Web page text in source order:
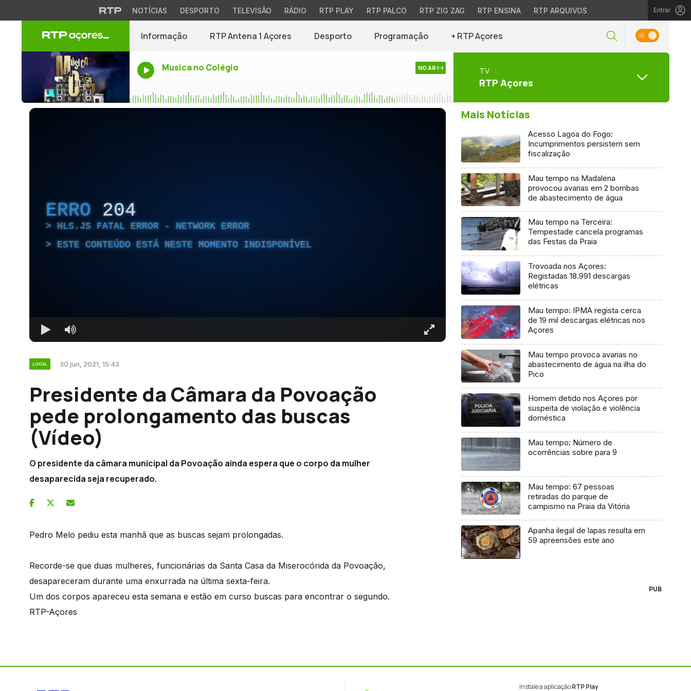
NOTÍCIAS DESPORTO TELEVISÃO RÁDIO RTP PLAY RTP PALCO RTP ZIG ZAG RTP ENSINA RTP ARQUIVOS Entrar
Informação RTP Antena 1 Açores Desporto Programação + RTP Açores
Musica no Colégio NO AR TV
RTP Açores
ERRO 204
HLS.JS FATAL ERROR - NETWORK ERROR
ESTE CONTEÚDO ESTÁ NESTE MOMENTO INDISPONÍVEL
LOCAL 30 jun, 2021, 15:43
Presidente da Câmara da Povoação
pede prolongamento das buscas
(Vídeo)
O presidente da câmara municipal da Povoação ainda espera que o corpo da mulher
desaparecida seja recuperado.
Pedro Melo pediu esta manhã que as buscas sejam prolongadas.
Recorde-se que duas mulheres, funcionárias da Santa Casa da Miserocórida da Povoação,
desapareceram durante uma enxurrada na última sexta-feira.
Um dos corpos apareceu esta semana e estão em curso buscas para encontrar o segundo.
RTP-Açores
Mais Notícias
Acesso Lagoa do Fogo:
Incumprimentos persistem sem
fiscalização
Mau tempo na Madalena
provocou avarias em 2 bombas
de abastecimento de água
Mau tempo na Terceira:
Tempestade cancela programas
das Festas da Praia
Trovoada nos Açores:
Registadas 18.991 descargas
elétricas
Mau tempo: IPMA regista cerca
de 19 mil descargas elétricas nos
Açores
Mau tempo provoca avarias no
abastecimento de água na ilha do
Pico
Homem detido nos Açores por
suspeita de violação e violência
doméstica
Mau tempo: Número de
ocorrências sobre para 9
Mau tempo: 67 pessoas
retiradas do parque de
campismo na Praia da Vitória
Apanha ilegal de lapas resulta em
59 apreensões este ano
PUB
Instale a aplicaçãoRTP Play